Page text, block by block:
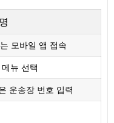
모바일 앱 접속
메뉴 선택
운송장 번호 입력